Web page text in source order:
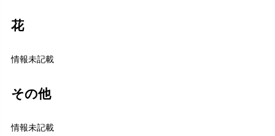
花
情報未記載
その他
情報未記載